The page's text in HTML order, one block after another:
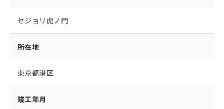
セジョリ虎ノ門
所在地
東京都港区
竣工年月